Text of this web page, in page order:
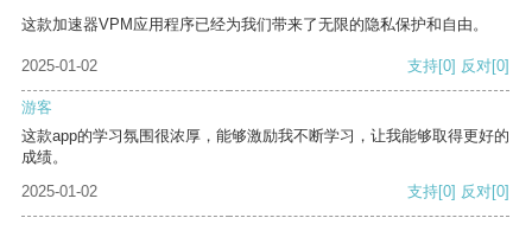
这款加速器VPM应用程序已经为我们带来了无限的隐私保护和自由。
2025-01-02 支持[0] 反对[0]
游客
这款app的学习氛围很浓厚，能够激励我不断学习，让我能够取得更好的
成绩。
2025-01-02
支持[0] 反对[0]